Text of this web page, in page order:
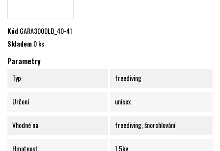
KódGARA3000LD_40-41
Skladem0 ks
Parametry
Typ freediving
Určení unisex
Vhodné na freediving, šnorchlování
Hmotnost 1.5kg